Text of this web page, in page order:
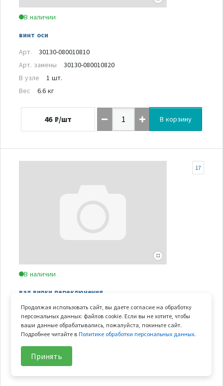
В наличии
винт оси
Арт.
30130-080010810
Арт. замены
30130-080010820
В узле
1 шт.
Вес
6.6 кг
46 ₽/шт В корзину
В наличии
вал вилки переключения
17
Арт.
0180-310002
В узле
1 шт.
Вес
0.012 кг
₽/шт
Продолжая использовать сайт, вы даете согласие на обработку
персональных данных: файлов cookie. Если вы не хотите, чтобы
ваши данные обрабатывались, пожалуйста, покиньте сайт.
Подробнее читайте вПолитике обработки персональных данных.
Принять